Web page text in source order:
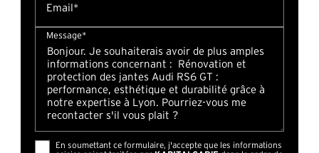
Email*
Message*
En soumettant ce formulaire, j'accepte que les informations